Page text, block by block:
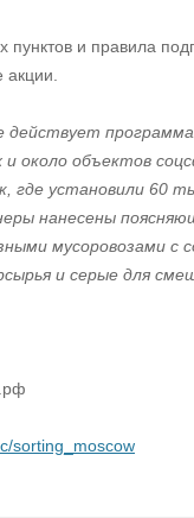
и правила
действует
около объектов
где установили 60
нанесены
мусоровозами
и серые для
sorting_moscow